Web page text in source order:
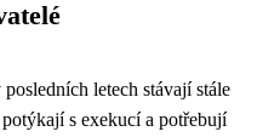
letech stávají stále
s exekucí a potřebují